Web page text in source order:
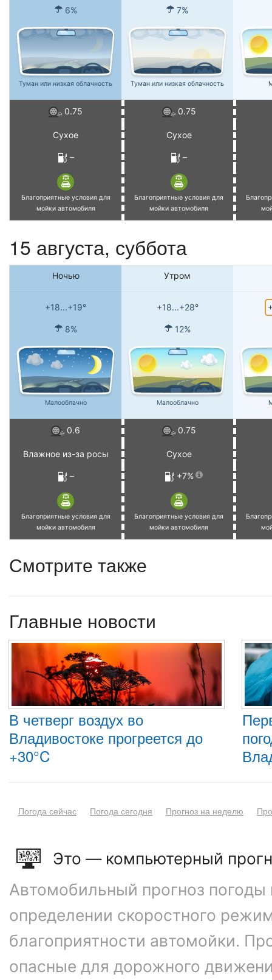
6% 7%
Туман или низкая облачность Туман или низкая облачность
0.75 0.75
Сухое Сухое
– –
Благоприятные условия для
мойки автомобиля
Благоприятные условия для
мойки автомобиля
15 августа, суббота
Ночью Утром
+18...+19° +18...+28°
8% 12%
Малооблачно Малооблачно
0.6 0.75
Влажное из-за росы Сухое
– +7%
Благоприятные условия для
мойки автомобиля
Благоприятные условия для
мойки автомобиля
Смотрите также
Главные новости
В четверг воздух во
Владивостоке прогреется до
+30°C
Погода сейчас Погода сегодня Прогноз на неделю
Это — компьютерный
Автомобильный прогноз погоды
определении скоростного
благоприятности автомойки.
опасные для дорожного